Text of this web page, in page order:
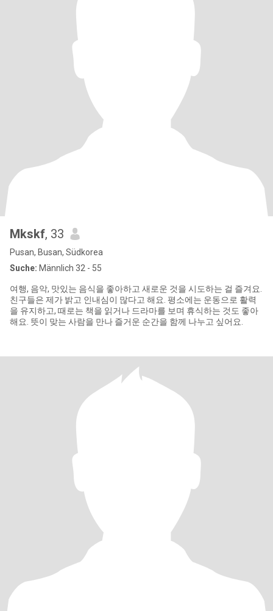
Mkskf, 33
Pusan, Busan, Südkorea
Suche: Männlich 32 - 55
여행, 음악, 맛있는 음식을 좋아하고 새로운 것을 시도하는 걸 즐겨요.
친구들은 제가 밝고 인내심이 많다고 해요. 평소에는 운동으로 활력
을 유지하고, 때로는 책을 읽거나 드라마를 보며 휴식하는 것도 좋아
해요. 뜻이 맞는 사람을 만나 즐거운 순간을 함께 나누고 싶어요.